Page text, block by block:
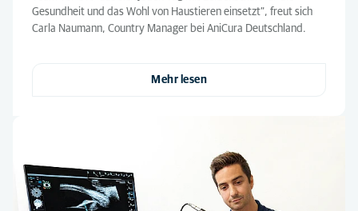
Gesundheit und das Wohl von Haustieren einsetzt“, freut sich
Carla Naumann, Country Manager bei AniCura Deutschland.
Mehr lesen